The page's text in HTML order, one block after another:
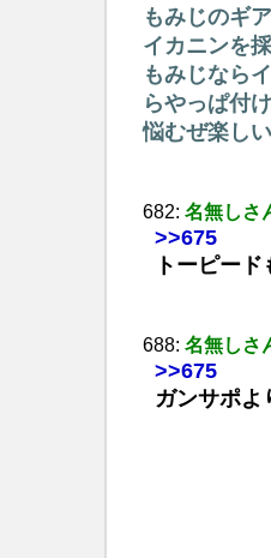
もみじのギ
イカニンを
もみじなら
らやっぱ付
悩むぜ楽し
682: 名無しさ
>>675
トーピー
688: 名無しさ
>>675
ガンサポよ